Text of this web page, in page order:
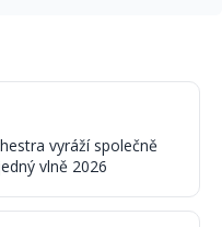
vyráží společně
vlně 2026